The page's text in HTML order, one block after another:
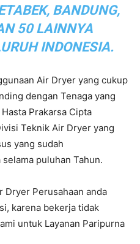
BANDUNG,
50 LAINNYA
INDONESIA.
Air Dryer yang cukup
dengan Tenaga yang
Prakarsa Cipta
Teknik Air Dryer yang
yang sudah
puluhan Tahun.
Dryer Perusahaan anda
karena bekerja tidak
untuk Layanan Paripurna